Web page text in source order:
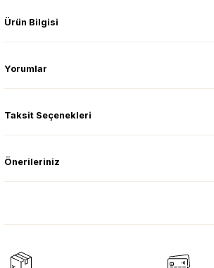
Ürün Bilgisi
Yorumlar
Taksit Seçenekleri
Önerileriniz